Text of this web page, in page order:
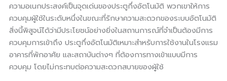
ความอเนกประสงค์เป็นจุดเด่นของประตูกึ่งอัตโนมัติ พวกเขาให้การ
ควบคุมผู้ใช้ในระดับหนึ่งในขณะที่รักษาความสะดวกของระบบอัตโนมัติ
สิ่งนี้พิสูจน์ได้ว่ามีประโยชน์อย่างยิ่งในสถานการณ์ที่จำเป็นต้องมีการ
ควบคุมการเข้าถึง ประตูกึ่งอัตโนมัติเหมาะสำหรับการใช้งานในโรงแรม
อาคารที่พักอาศัย และสถาบันต่างๆ ที่ต้องการทางเข้าแบบมีการ
ควบคุม โดยไม่กระทบต่อความสะดวกสบายของผู้ใช้